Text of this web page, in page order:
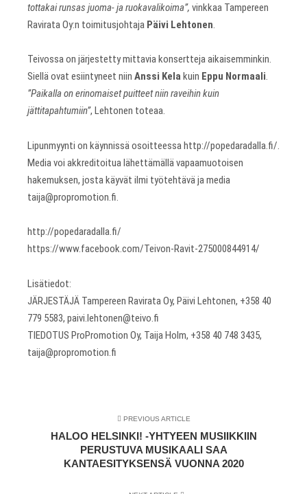
tottakai runsas juoma- ja ruokavalikoima”, vinkkaa Tampereen
Ravirata Oy:n toimitusjohtaja Päivi Lehtonen.
Teivossa on järjestetty mittavia konsertteja aikaisemminkin.
Siellä ovat esiintyneet niin Anssi Kelakuin Eppu Normaali.
”Paikalla on erinomaiset puitteet niin raveihin kuin
jättitapahtumiin”, Lehtonen toteaa.
Lipunmyynti on käynnissä osoitteessa http://popedaradalla.fi/.
Media voi akkreditoitua lähettämällä vapaamuotoisen
hakemuksen, josta käyvät ilmi työtehtävä ja media
taija@propromotion.fi.
http://popedaradalla.fi/
https://www.facebook.com/Teivon-Ravit-275000844914/
Lisätiedot:
JÄRJESTÄJÄ Tampereen Ravirata Oy, Päivi Lehtonen, +358 40
779 5583‬, paivi.lehtonen@teivo.fi
TIEDOTUS ProPromotion Oy, Taija Holm, +358 40 748 3435,
taija@propromotion.fi
PREVIOUS ARTICLE
HALOO HELSINKI! -YHTYEEN MUSIIKKIIN
PERUSTUVA MUSIKAALI SAA
KANTAESITYKSENSÄ VUONNA 2020